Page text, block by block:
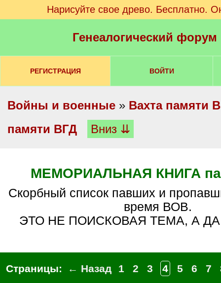
Нарисуйте свое древо. Бесплатно.
Генеалогический
РЕГИСТРАЦИЯ ВОЙТИ
Войны и военные » Вахта памяти
памяти ВГД
Вниз ⇊
МЕМОРИАЛЬНАЯ КНИГА
Скорбный список павших и пропавших без вести во
время ВОВ.
ЭТО НЕ ПОИСКОВАЯ ТЕМА, А
Страницы: ← Назад 1 2 3 4 5 6 7